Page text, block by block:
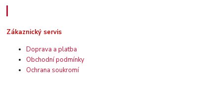
Zákaznický servis
Doprava a platba
Obchodní podmínky
Ochrana soukromí